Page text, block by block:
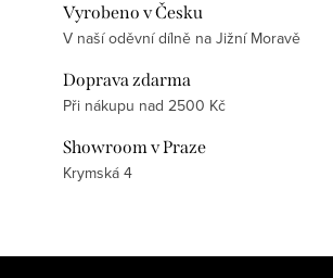
Vyrobeno v Česku
V naší oděvní dílně na Jižní Moravě
Doprava zdarma
Při nákupu nad 2500 Kč
Showroom v Praze
Krymská 4